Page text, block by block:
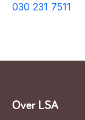
030 231 7511
Over LSA